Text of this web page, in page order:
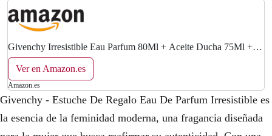
Givenchy Irresistible Eau Parfum 80Ml + Aceite Ducha 75Ml +
Locion Corporal 75Ml
Ver en Amazon.es
Amazon.es
Givenchy - Estuche De Regalo Eau De Parfum Irresistible es
la esencia de la feminidad moderna, una fragancia diseñada